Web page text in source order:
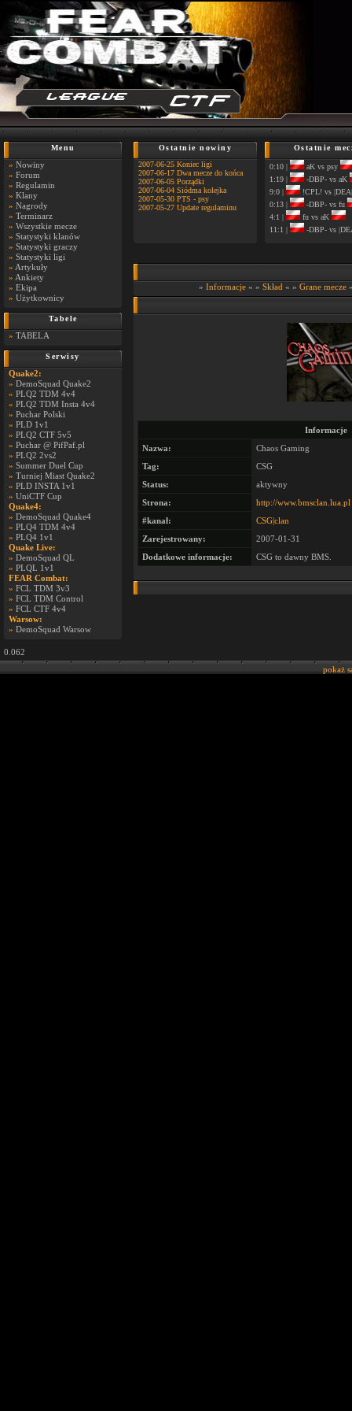
Menu
» Nowiny
» Forum
» Regulamin
» Klany
» Nagrody
» Terminarz
» Wszystkie mecze
» Statystyki klanów
» Statystyki graczy
» Statystyki ligi
» Artykuły
» Ankiety
» Ekipa
» Użytkownicy
Tabele
» TABELA
Serwisy
Quake2:
» DemoSquad Quake2
» PLQ2 TDM 4v4
» PLQ2 TDM Insta 4v4
» Puchar Polski
» PLD 1v1
» PLQ2 CTF 5v5
» Puchar @ PifPaf.pl
» PLQ2 2vs2
» Summer Duel Cup
» Turniej Miast Quake2
» PLD INSTA 1v1
» UniCTF Cup
Quake4:
» DemoSquad Quake4
» PLQ4 TDM 4v4
» PLQ4 1v1
Quake Live:
» DemoSquad QL
» PLQL 1v1
FEAR Combat:
» FCL TDM 3v3
» FCL TDM Control
» FCL CTF 4v4
Warsow:
» DemoSquad Warsow
Ostatnie nowiny
2007-06-25 Koniec ligi
2007-06-17 Dwa mecze do końca
2007-06-05 Porządki
2007-06-04 Siódma kolejka
2007-05-30 PTS - psy
2007-05-27 Update regulaminu
Ostatnie
0:10 |
aK vs psy
1:19 |
-DBP- vs aK
9:0 |
!CPL! vs
0:13 |
-DBP- vs fu
4:1 |
fu vs aK
11:1 |
-DBP- vs
» Informacje« » Skład « » Grane mecze
Informacje
Nazwa:
Chaos Gaming
Tag:
CSG
Status:
aktywny
Strona:
http://www.bmsclan.lua.pl
#kanał:
CSG|clan
Zarejestrowany:
2007-01-31
Dodatkowe informacje:
CSG to dawny BMS.
0.062
pokaż